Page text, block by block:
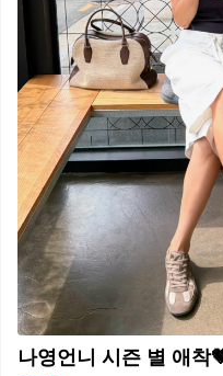
나영언니 시즌 별 애착